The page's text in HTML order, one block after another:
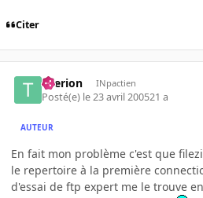
Citer
titerion INpactien
Posté(e) le 23 avril 200521 a
AUTEUR
En fait mon problème c'est que
le repertoire à la première
d'essai de ftp expert me le trouve